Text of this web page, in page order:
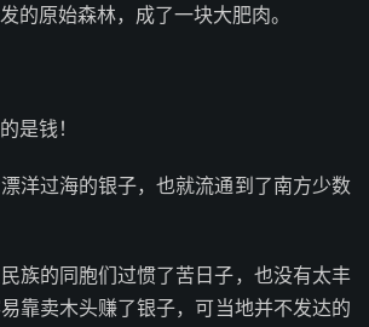
的原始森林，成了一块大肥肉。
是钱！
洋过海的银子，也就流通到了南方少数
族的同胞们过惯了苦日子，也没有太丰
靠卖木头赚了银子，可当地并不发达的